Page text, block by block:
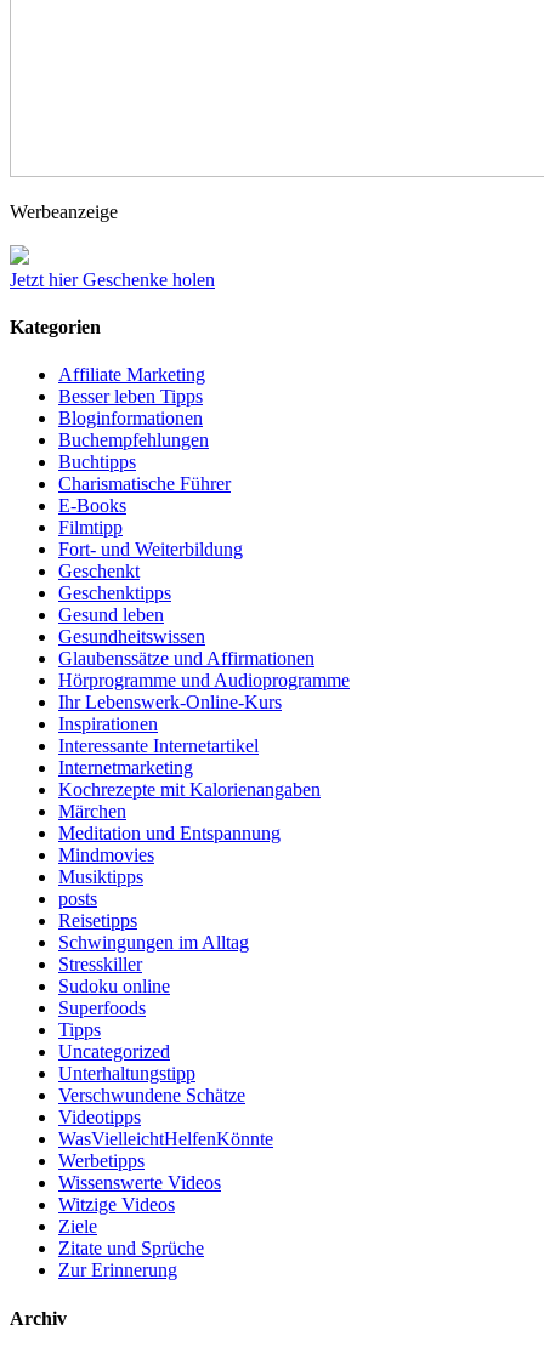
Werbeanzeige
Jetzt hier Geschenke holen
Kategorien
Affiliate Marketing
Besser leben Tipps
Bloginformationen
Buchempfehlungen
Buchtipps
Charismatische Führer
E-Books
Filmtipp
Fort- und Weiterbildung
Geschenkt
Geschenktipps
Gesund leben
Gesundheitswissen
Glaubenssätze und Affirmationen
Hörprogramme und Audioprogramme
Ihr Lebenswerk-Online-Kurs
Inspirationen
Interessante Internetartikel
Internetmarketing
Kochrezepte mit Kalorienangaben
Märchen
Meditation und Entspannung
Mindmovies
Musiktipps
posts
Reisetipps
Schwingungen im Alltag
Stresskiller
Sudoku online
Superfoods
Tipps
Uncategorized
Unterhaltungstipp
Verschwundene Schätze
Videotipps
WasVielleichtHelfenKönnte
Werbetipps
Wissenswerte Videos
Witzige Videos
Ziele
Zitate und Sprüche
Zur Erinnerung
Archiv